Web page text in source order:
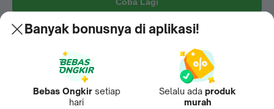
Banyak bonusnya di aplikasi!
Bebas Ongkir setiap
hari
Selalu ada produk
murah